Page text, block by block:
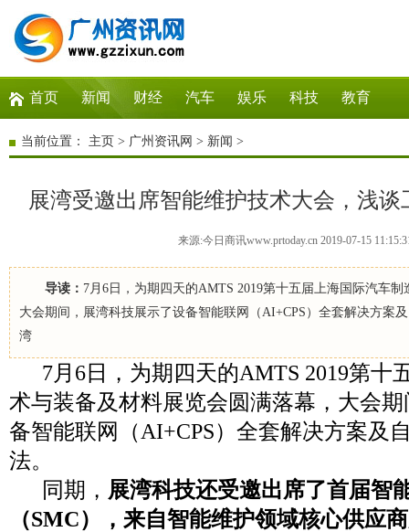
首页 新闻 财经 汽车 娱乐 科技 教育
当前位置： 主页 > 广州资讯网 > 新闻 >
展湾受邀出席智能维护技术大会，浅
来源:今日商讯www.prtoday.cn 2019-07-15
导读： 7月6日，为期四天的AMTS 2019第十五届上海国际汽车
大会期间，展湾科技展示了设备智能联网（AI+CPS）全套解决方案
湾
7月6日，为期四天的AMTS 2019第十
术与装备及材料展览会圆满落幕，大会
备智能联网（AI+CPS）全套解决方案及
法。
同期， 展湾科技还受邀出席了首届智
（SMC），来自智能维护领域核心供应